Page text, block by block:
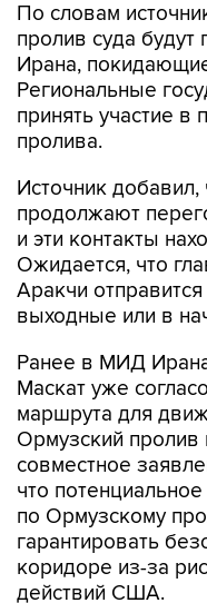
По словам
пролив суда будут
Ирана,
Региональные
принять участие в
пролива.
Источник
продолжают
и эти контакты
Ожидается, что
Аракчи
выходные или в
Ранее в МИД
Маскат уже
маршрута для
Ормузский пролив
совместное
что
по Ормузскому
гарантировать
коридоре из-за
действий США.